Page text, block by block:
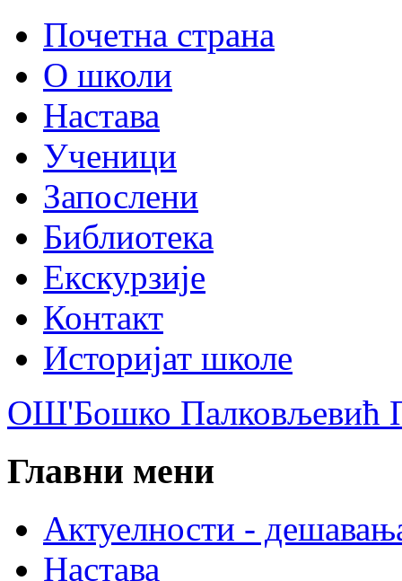
Почетна страна
О школи
Настава
Ученици
Запослени
Библиотека
Екскурзије
Контакт
Историјат школе
ОШ'Бошко Палковљевић
Главни мени
Актуелности -
Настава